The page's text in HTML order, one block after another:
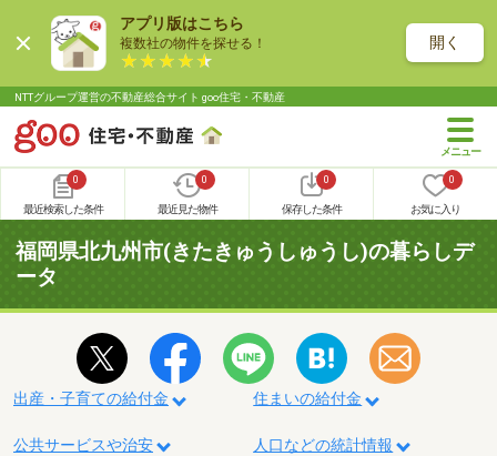
アプリ版はこちら
複数社の物件を探せる！ 開く
NTTグループ運営の不動産総合サイト goo住宅・不動産
0
最近検索した条件
0
最近見た物件
0
保存した条件
0
お気に入り
福岡県北九州市(きたきゅうしゅうし)の暮らしデ
ータ
出産・子育ての給付金 住まいの給付金
公共サービスや治安 人口などの統計情報